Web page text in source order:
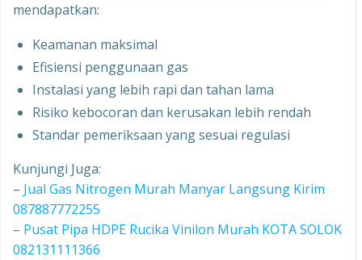
mendapatkan:
Keamanan maksimal
Efisiensi penggunaan gas
Instalasi yang lebih rapi dan tahan lama
Risiko kebocoran dan kerusakan lebih rendah
Standar pemeriksaan yang sesuai regulasi
Kunjungi Juga:
– Jual Gas Nitrogen Murah Manyar Langsung Kirim
087887772255
– Pusat Pipa HDPE Rucika Vinilon Murah KOTA SOLOK
082131111366